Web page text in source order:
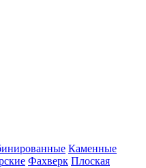
Каменные
Фахверк Плоская